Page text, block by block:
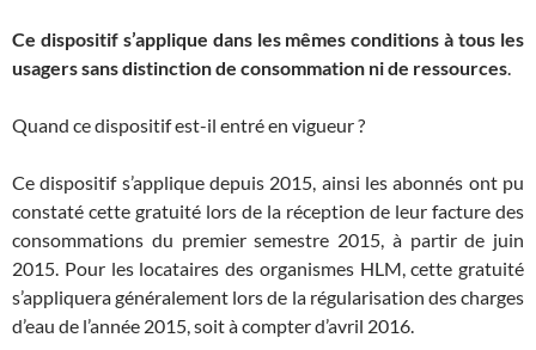
Ce dispositif s’applique dans les mêmes conditions à tous les
usagers sans distinction de consommation ni de ressources.
Quand ce dispositif est-il entré en vigueur ?
Ce dispositif s’applique depuis 2015, ainsi les abonnés ont pu
constaté cette gratuité lors de la réception de leur facture des
consommations du premier semestre 2015, à partir de juin
2015. Pour les locataires des organismes HLM, cette gratuité
s’appliquera généralement lors de la régularisation des charges
d’eau de l’année 2015, soit à compter d’avril 2016.